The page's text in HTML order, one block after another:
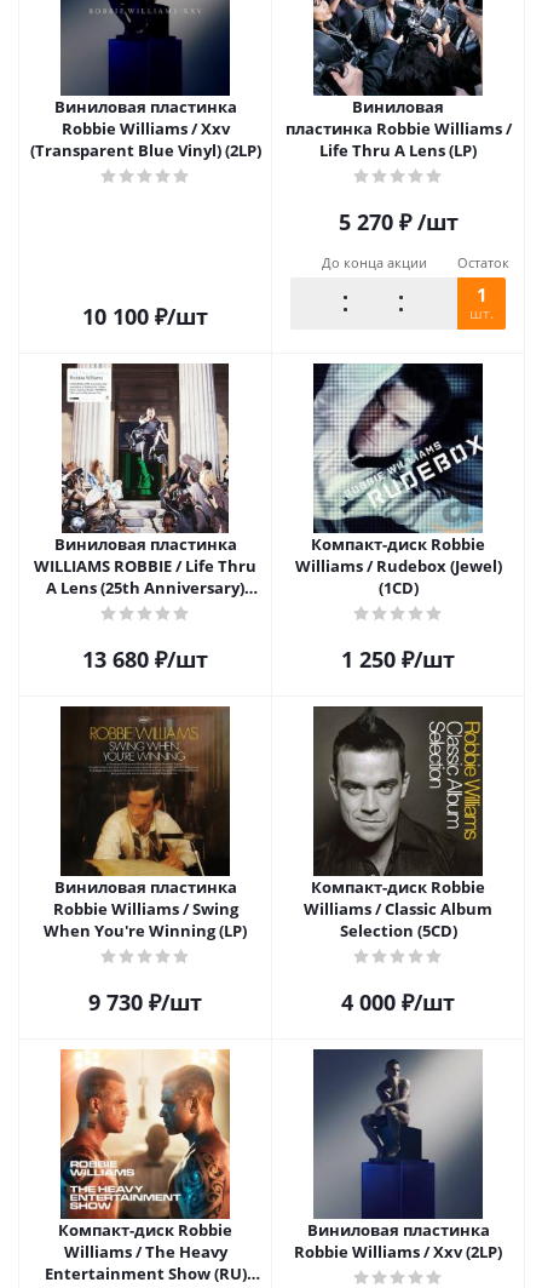
Виниловая пластинка
Robbie Williams / Xxv
(Transparent Blue Vinyl) (2LP)
10 100 ₽/шт
Виниловая
пластинка Robbie Williams /
Life Thru A Lens (LP)
5 270₽ /шт
До конца акции Остаток
1
шт.
Виниловая пластинка
WILLIAMS ROBBIE / Life Thru
A Lens (25th Anniversary)
(Clear) (LP)
13 680 ₽/шт
Компакт-диск Robbie
Williams / Rudebox (Jewel)
(1CD)
1 250 ₽/шт
Виниловая пластинка
Robbie Williams / Swing
When You're Winning (LP)
9 730 ₽/шт
Компакт-диск Robbie
Williams / Classic Album
Selection (5CD)
4 000 ₽/шт
Компакт-диск Robbie
Williams / The Heavy
Entertainment Show (RU)
Виниловая пластинка
Robbie Williams / Xxv (2LP)